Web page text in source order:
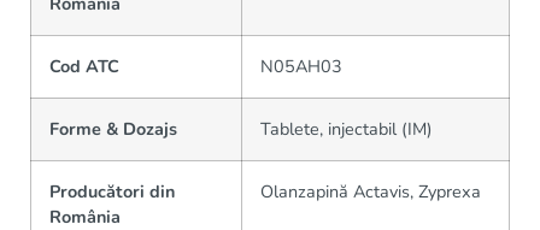
Cod ATC N05AH03
Forme & Dozajs Tablete, injectabil (IM)
Producători din
România
Olanzapină Actavis, Zyprexa